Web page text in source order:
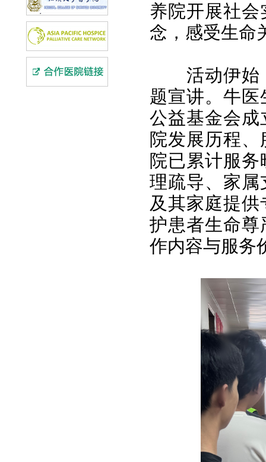
养院开展社
念，感受生命
活动伊始
题宣讲。牛
公益基金会
院发展历程
院已累计服
理疏导、家
及其家庭提
护患者生命
作内容与服务